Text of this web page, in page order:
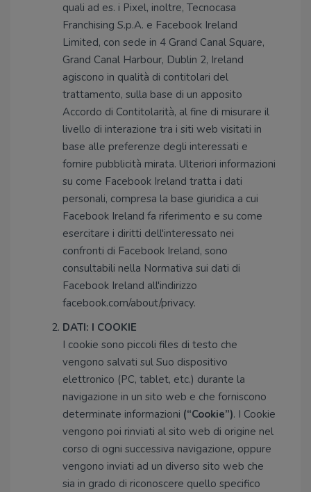
quali ad es. i Pixel, inoltre, Tecnocasa
Franchising S.p.A. e Facebook Ireland
Limited, con sede in 4 Grand Canal Square,
Grand Canal Harbour, Dublin 2, Ireland
agiscono in qualità di contitolari del
trattamento, sulla base di un apposito
Accordo di Contitolarità, al fine di misurare il
livello di interazione tra i siti web visitati in
base alle preferenze degli interessati e
fornire pubblicità mirata. Ulteriori informazioni
su come Facebook Ireland tratta i dati
personali, compresa la base giuridica a cui
Facebook Ireland fa riferimento e su come
esercitare i diritti dell'interessato nei
confronti di Facebook Ireland, sono
consultabili nella Normativa sui dati di
Facebook Ireland all'indirizzo
facebook.com/about/privacy.
DATI: I COOKIE
I cookie sono piccoli files di testo che
vengono salvati sul Suo dispositivo
elettronico (PC, tablet, etc.) durante la
navigazione in un sito web e che forniscono
determinate informazioni (“Cookie”). I Cookie
vengono poi rinviati al sito web di origine nel
corso di ogni successiva navigazione, oppure
vengono inviati ad un diverso sito web che
sia in grado di riconoscere quello specifico